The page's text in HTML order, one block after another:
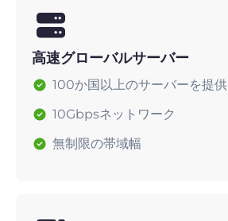
高速グローバルサーバー
100か国以上のサーバーを提供
10Gbpsネットワーク
無制限の帯域幅